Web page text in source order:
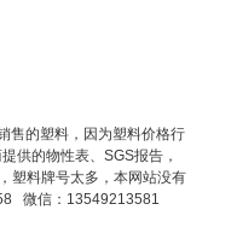
售的塑料，因为塑料价格行
供的物性表、SGS报告，
塑料牌号太多，本网站没有
微信：13549213581